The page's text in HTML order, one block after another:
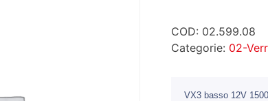
COD: 02.599.08
Categorie: 02-
VX3 basso 12V